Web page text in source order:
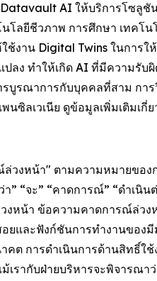
AI ให้บริการโซลู
โลยีชีวภาพ การศึกษา เทค
งาน Digital Twins ในการ
ปลง ทำให้เกิด AI ที่มีความ
บูรณาการกับบุคคลที่สาม กา
นซิลเวเนีย ดูข้อมูลเพิ่มเติมเ
งหน้า" ตามความหมายของ
” “จะ” “คาดการณ์” “ดำเ
งหน้า ข้อความคาดการณ์ล่ว
ยและฟังก์ชันการทำงานขอ
คต การดำเนินการด้านสิทธิ์
เรากับฝ่ายบริหารจะพิจารณ